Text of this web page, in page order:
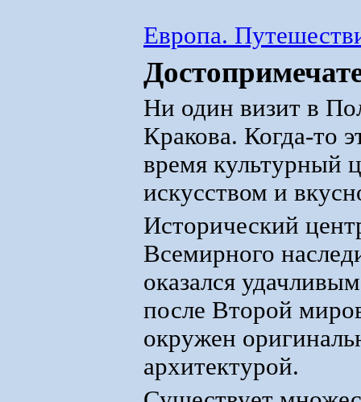
Европа.
Ни один визит в
Кракова. Когда-то
время культурный
искусством и
Исторический
Всемирного
оказался
после Второй
окружен
архитектурой.